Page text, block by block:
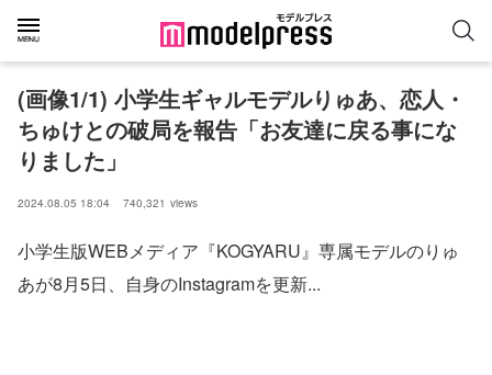
(画像1/1) 小学生ギャルモデルりゅあ、恋人・
ちゅけとの破局を報告「お友達に戻る事にな
りました」
2024.08.05 18:04 740,321 views
小学生版WEBメディア『KOGYARU』専属モデルのりゅ
あが8月5日、自身のInstagramを更新...